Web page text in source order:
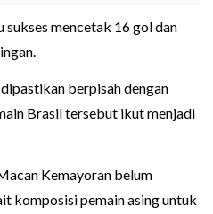
sukses mencetak 16 gol dan
berpisah dengan
Brasil tersebut ikut menjadi
Kemayoran belum
komposisi pemain asing untuk